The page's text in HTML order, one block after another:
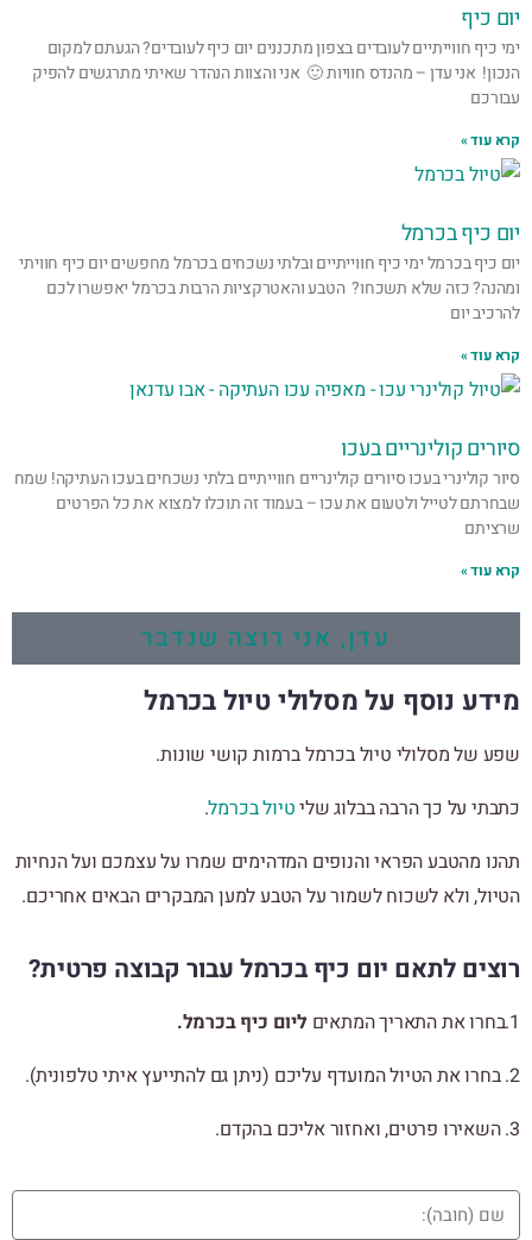
יום כיף
ימי כיף חווייתיים לעובדים בצפון מתכננים יום כיף לעובדים? הגעתם למקום
הנכון! אני עדן – מהנדס חוויות 🙂 אני והצוות הנהדר שאיתי מתרגשים להפיק
עבורכם
קרא עוד »
יום כיף בכרמל
יום כיף בכרמל ימי כיף חווייתיים ובלתי נשכחים בכרמל מחפשים יום כיף חוויתי
ומהנה? כזה שלא תשכחו? הטבע והאטרקציות הרבות בכרמל יאפשרו לכם
להרכיב יום
קרא עוד »
סיורים קולינריים בעכו
סיור קולינרי בעכו סיורים קולינריים חווייתיים בלתי נשכחים בעכו העתיקה! שמח
שבחרתם לטייל ולטעום את עכו – בעמוד זה תוכלו למצוא את כל הפרטים
שרציתם
קרא עוד »
עדן, אני רוצה שנדבר
מידע נוסף על מסלולי טיול בכרמל
שפע של מסלולי טיול בכרמל ברמות קושי שונות.
כתבתי על כך הרבה בבלוג שליטיול בכרמל.
תהנו מהטבע הפראי והנופים המדהימים שמרו על עצמכם ועל הנחיות
הטיול, ולא לשכוח לשמור על הטבע למען המבקרים הבאים אחריכם.
רוצים לתאם יום כיף בכרמל עבור קבוצה פרטית?
1.בחרו את התאריך המתאים
ליום כיף בכרמל.
2. בחרו את הטיול המועדף עליכם (ניתן גם להתייעץ איתי טלפונית).
3. השאירו פרטים, ואחזור אליכם בהקדם.